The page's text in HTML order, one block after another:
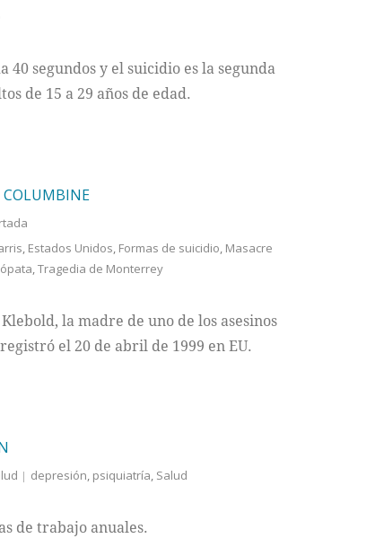
segundos y el suicidio es la segunda
de 15 a 29 años de edad.
COLUMBINE
Estados Unidos Formas de suicidio Masacre
Tragedia de Monterrey
la madre de uno de los asesinos
el 20 de abril de 1999 en EU.
depresión psiquiatría Salud
de trabajo anuales.